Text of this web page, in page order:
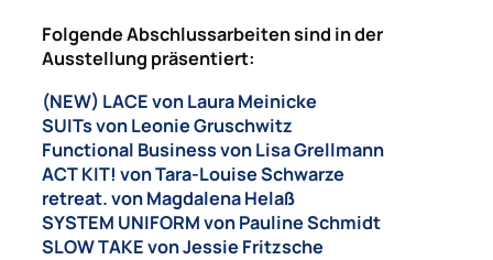
Folgende Abschlussarbeiten sind in der
Ausstellung präsentiert:
(NEW) LACEvon Laura Meinicke
SUITsvon Leonie Gruschwitz
Functional Businessvon Lisa Grellmann
ACT KIT! von Tara-Louise Schwarze
retreat.von Magdalena Helaß
SYSTEM UNIFORMvon Pauline Schmidt
SLOW TAKEvon Jessie Fritzsche